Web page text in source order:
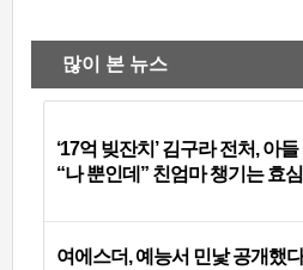
많이 본 뉴스
‘17억 빚잔치’ 김구라 전처, 아
“나 뿐인데” 친엄마 챙기는 효
여에스더, 예능서 민낯 공개했